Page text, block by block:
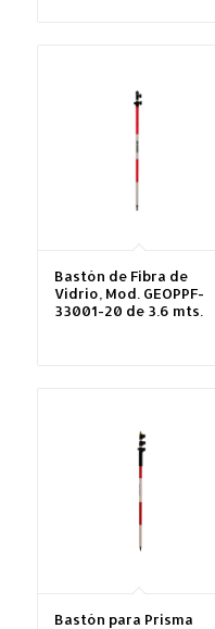
Bastón de Fibra de
Vidrio, Mod. GEOPPF-
33001-20 de 3.6 mts.
Bastón para Prisma